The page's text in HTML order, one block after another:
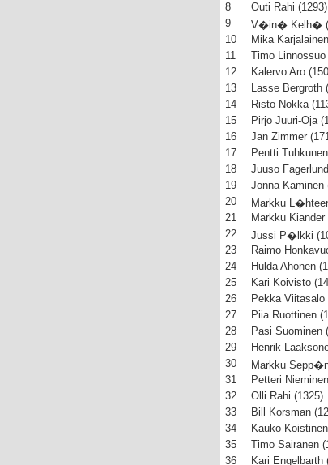
8
Outi Rahi (1293)
9
V�in� Kelh�
10
Mika
11
Timo Linnossuo
12
Kalervo Aro
13
Lasse Bergroth
14
Risto Nokka
15
Pirjo Juuri-Oja
16
Jan Zimmer
17
Pentti
18
Juuso
19
Jonna Kaminen
20
Markku
21
Markku Kiander
22
Jussi P�lkki
23
Raimo
24
Hulda Ahonen
25
Kari Koivisto
26
Pekka Viitasalo
27
Piia Ruottinen
28
Pasi Suominen
29
Henrik
30
Markku
31
Petteri
32
Olli Rahi (1325)
33
Bill Korsman
34
Kauko
35
Timo Sairanen
36
Kari Engelbarth